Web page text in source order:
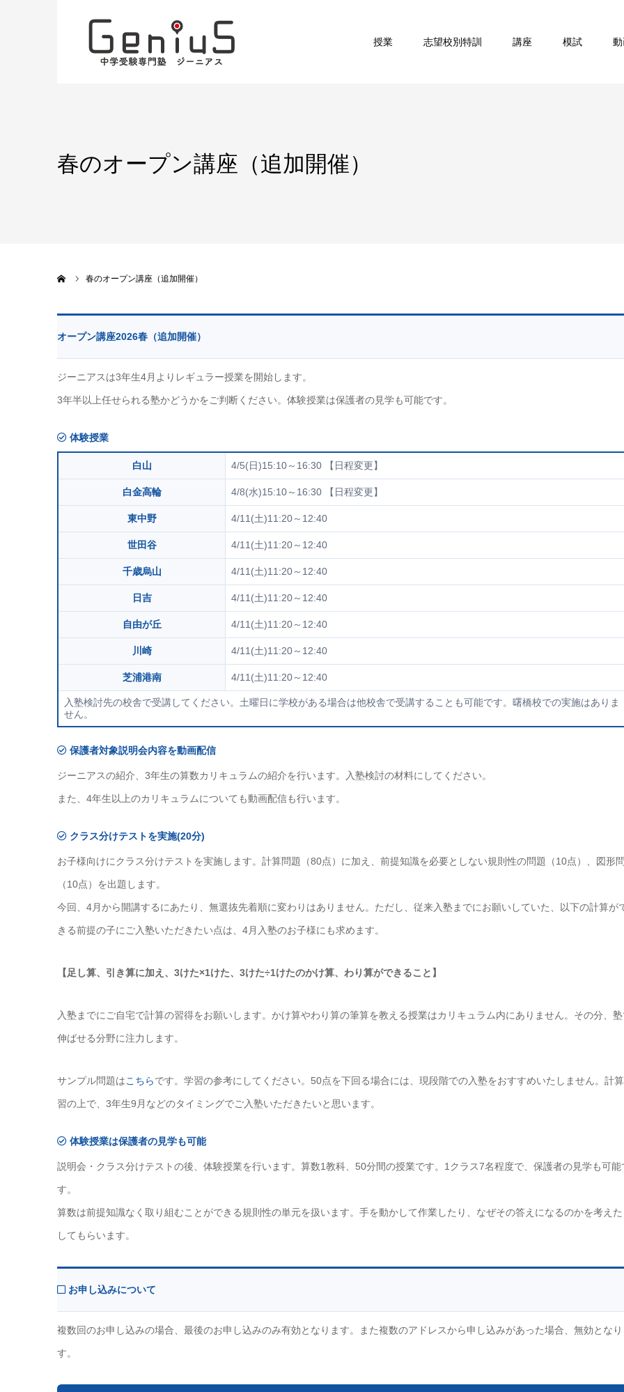
授業 志望校別特訓 講座 模試
春のオープン講座（追加開催）
春のオープン講座（追加開催）
オープン講座2026春（追加開催）
ジーニアスは3年生4月よりレギュラー授業を開始します。
3年半以上任せられる塾かどうかをご判断ください。体験授業は保護者の見学も可能です。
体験授業
白山 4/5(日)15:10～16:30 【日程変更】
白金高輪 4/8(水)15:10～16:30 【日程変更】
東中野 4/11(土)11:20～12:40
世田谷 4/11(土)11:20～12:40
千歳烏山 4/11(土)11:20～12:40
日吉 4/11(土)11:20～12:40
自由が丘 4/11(土)11:20～12:40
川崎 4/11(土)11:20～12:40
芝浦港南 4/11(土)11:20～12:40
入塾検討先の校舎で受講してください。土曜日に学校がある場合は他校舎で受講することも可能です。曙橋校での実施はありま
せん。
保護者対象説明会内容を動画配信
ジーニアスの紹介、3年生の算数カリキュラムの紹介を行います。入塾検討の材料にしてください。
また、4年生以上のカリキュラムについても動画配信も行います。
クラス分けテストを実施(20分)
お子様向けにクラス分けテストを実施します。計算問題（80点）に加え、前提知識を必要としない規則性の問題（10点）、図形
（10点）を出題します。
今回、4月から開講するにあたり、無選抜先着順に変わりはありません。ただし、従来入塾までにお願いしていた、以下の計算が
きる前提の子にご入塾いただきたい点は、4月入塾のお子様にも求めます。
【足し算、引き算に加え、3けた×1けた、3けた÷1けたのかけ算、わり算ができること】
入塾までにご自宅で計算の習得をお願いします。かけ算やわり算の筆算を教える授業はカリキュラム内にありません。その分、
伸ばせる分野に注力します。
サンプル問題はこちらです。学習の参考にしてください。50点を下回る場合には、現段階での入塾をおすすめいたしません。計
習の上で、3年生9月などのタイミングでご入塾いただきたいと思います。
体験授業は保護者の見学も可能
説明会・クラス分けテストの後、体験授業を行います。算数1教科、50分間の授業です。1クラス7名程度で、保護者の見学も可能
す。
算数は前提知識なく取り組むことができる規則性の単元を扱います。手を動かして作業したり、なぜその答えになるのかを考え
してもらいます。
お申し込みについて
複数回のお申し込みの場合、最後のお申し込みのみ有効となります。また複数のアドレスから申し込みがあった場合、無効とな
す。